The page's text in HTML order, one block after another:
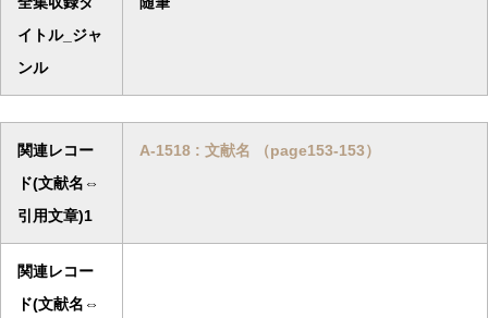
イトル_ジャ
ンル
関連レコー
ド(文献名⇔
引用文章)1
A-1518 : 文献名 （page153-153）
関連レコー
ド(文献名⇔